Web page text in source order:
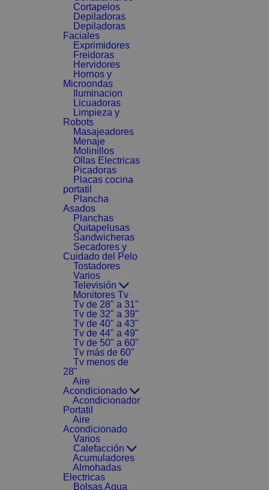
Cortapelos
Depiladoras
Depiladoras
Faciales
Exprimidores
Freidoras
Hervidores
Hornos y
Microondas
Iluminacion
Licuadoras
Limpieza y
Robots
Masajeadores
Menaje
Molinillos
Ollas Electricas
Picadoras
Placas cocina
portatil
Plancha
Asados
Planchas
Quitapelusas
Sandwicheras
Secadores y
Cuidado del Pelo
Tostadores
Varios
Televisión
Monitores Tv
Tv de 28" a 31"
Tv de 32" a 39"
Tv de 40" a 43"
Tv de 44" a 49"
Tv de 50" a 60"
Tv más de 60"
Tv menos de
28"
Aire
Acondicionado
Acondicionador
Portatil
Aire
Acondicionado
Varios
Calefacción
Acumuladores
Almohadas
Electricas
Bolsas Agua